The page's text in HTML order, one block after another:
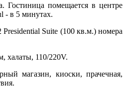
Гостиница помещается в центре
- в 5 минутах.
Suite (100 кв.м.) номера
халаты, 110/220V.
магазин, киоски, прачечная,